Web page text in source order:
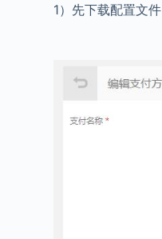
1）先下载配置文件